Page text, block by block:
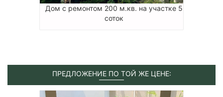
Дом с ремонтом 200 м.кв. на участке 5
соток
ПРЕДЛОЖЕНИЕ ПО ТОЙ ЖЕ ЦЕНЕ: